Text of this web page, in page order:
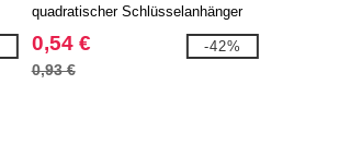
quadratischer Schlüsselanhänger
aus Buchenholz
0,54 €
0,93 €
-42%